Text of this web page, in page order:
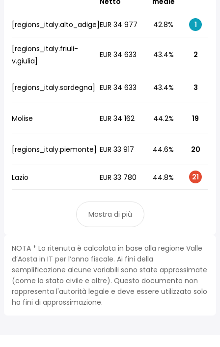
[regions_italy.alto_adige]EUR 34 977 42.8% 1
[regions_italy.friuli-
v.giulia]
EUR 34 633 43.4% 2
[regions_italy.sardegna] EUR 34 633 43.4% 3
Molise EUR 34 162 44.2% 19
[regions_italy.piemonte] EUR 33 917 44.6% 20
Lazio EUR 33 780 44.8% 21
Mostra di più
NOTA * La ritenuta è calcolata in base alla regione Valle
d’Aosta in IT per l’anno fiscale. Ai fini della
semplificazione alcune variabili sono state approssimate
(come lo stato civile e altre). Questo documento non
rappresenta l'autorità legale e deve essere utilizzato solo
ha fini di approssimazione.